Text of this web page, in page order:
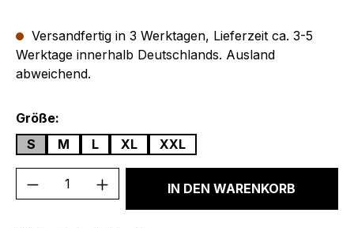
Versandfertig in 3 Werktagen, Lieferzeit ca. 3-5
Werktage innerhalb Deutschlands. Ausland
abweichend.
Größe:
S
M L XL XXL
Produkt Anzahl: Gib denIN DEN WARENKORB